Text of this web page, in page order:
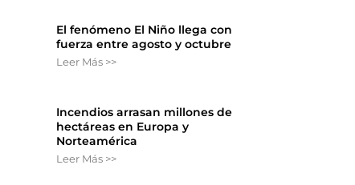
El fenómeno El Niño llega con
fuerza entre agosto y octubre
Leer Más >>
Incendios arrasan millones de
hectáreas en Europa y
Norteamérica
Leer Más >>